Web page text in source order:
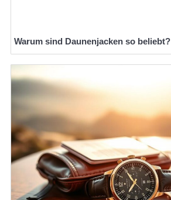
Warum sind Daunenjacken so beliebt?